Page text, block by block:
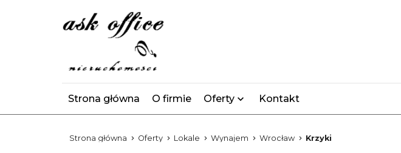
Strona główna O firmie Oferty Kontakt
Strona główna Oferty Lokale Wynajem Wrocław Krzyki